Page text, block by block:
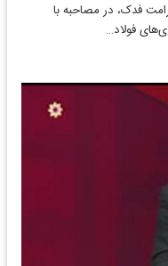
فدک، در مصاحبه با
فولاد…